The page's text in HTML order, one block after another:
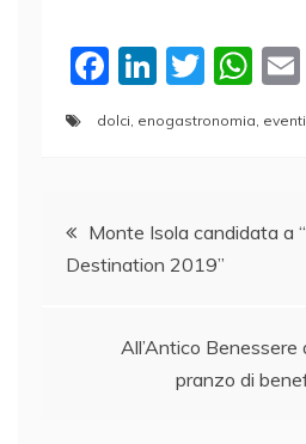
F
a
b
o
k
Li
k
dI
n
T
W
at
A
dolci, enogastronomia, eventi
Navigazione
articoli
Monte Isola candidata a
Destination 2019”
All’Antico Benessere
pranzo di